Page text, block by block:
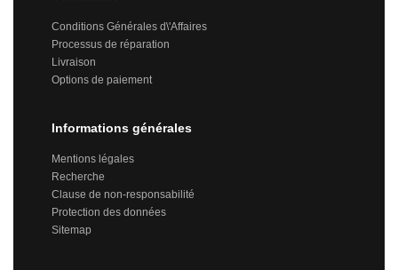
Conditions Générales d\'Affaires
Processus de réparation
Livraison
Options de paiement
Informations générales
Mentions légales
Recherche
Clause de non-responsabilité
Protection des données
Sitemap